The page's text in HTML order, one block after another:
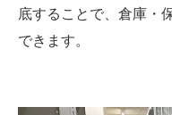
底することで、倉庫・
できます。